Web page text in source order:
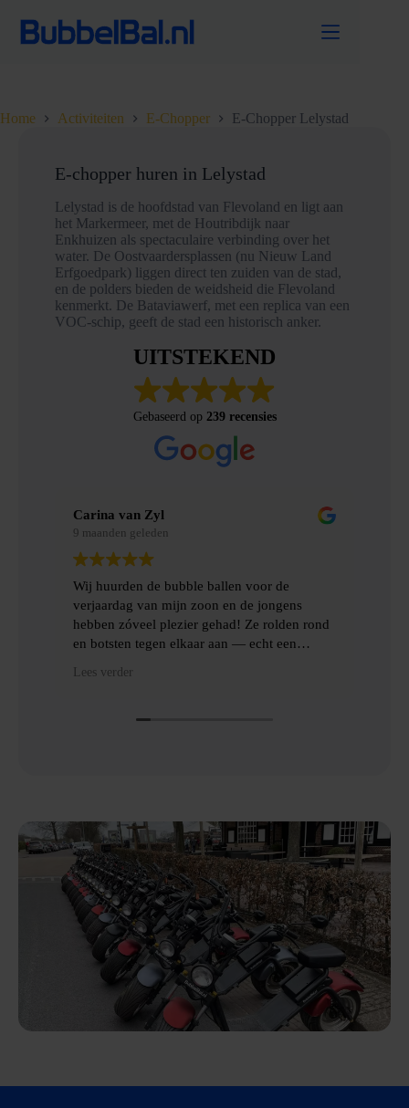
naar
Home Activiteiten E-Chopper E-Chopper Lelystad
E-chopper huren in Lelystad
Lelystad is de hoofdstad van Flevoland en ligt aan
het Markermeer, met de Houtribdijk naar
Enkhuizen als spectaculaire verbinding over het
water. De Oostvaardersplassen (nu Nieuw Land
Erfgoedpark) liggen direct ten zuiden van de stad,
en de polders bieden de weidsheid die Flevoland
kenmerkt. De Bataviawerf, met een replica van een
VOC-schip, geeft de stad een historisch anker.
UITSTEKEND
Gebaseerd op 239 recensies
Carina van Zyl
9 maanden geleden
Wij huurden de bubble ballen voor de
verjaardag van mijn zoon en de jongens
hebben zóveel plezier gehad! Ze rolden rond
en botsten tegen elkaar aan — echt een
Lees verder